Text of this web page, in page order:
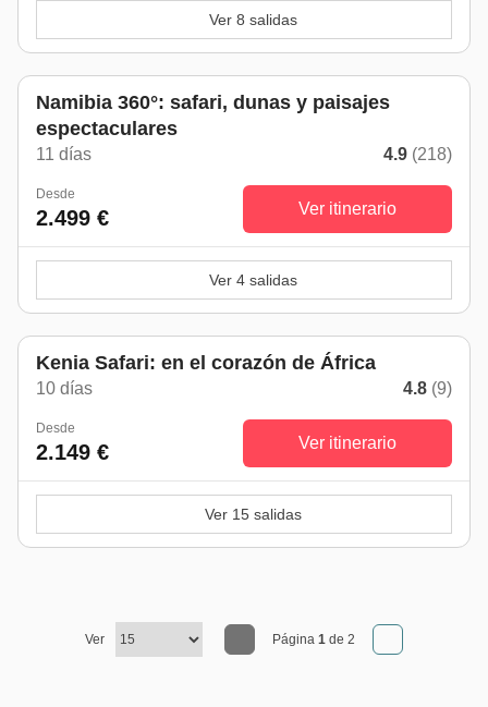
Ver 8 salidas
Namibia 360°: safari, dunas y paisajes
espectaculares
11 días 4.9 (218)
Desde
2.499 € Ver itinerario
Ver 4 salidas
Kenia Safari: en el corazón de África
10 días 4.8 (9)
Desde
2.149 € Ver itinerario
Ver 15 salidas
Ver Página 1 de 2